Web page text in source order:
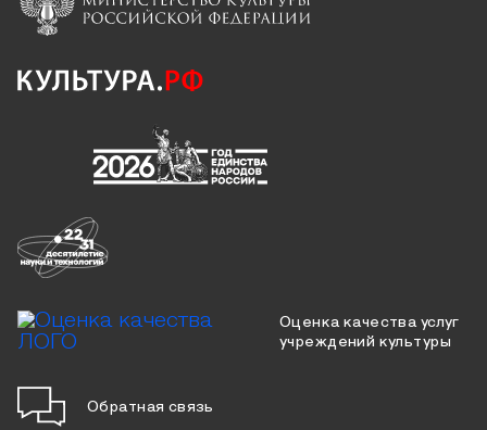
Оценка качества услуг
учреждений культуры
Обратная связь